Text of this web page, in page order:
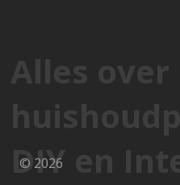
Alles over
DIY en
© 2026